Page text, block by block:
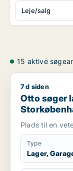
Leje/salg
15 aktive
Otto søger
7 d siden
Otto søger
Region
Plads til en
Type
Lager,